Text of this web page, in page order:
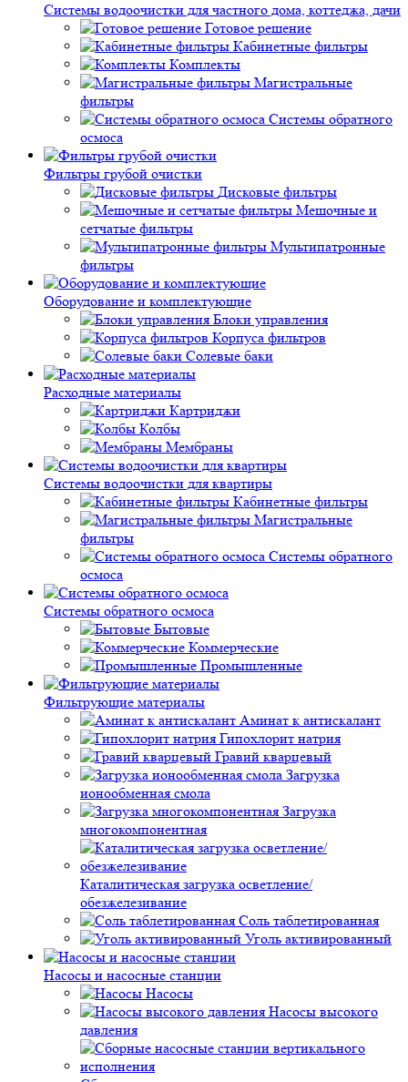
Системы водоочистки для частного дома, коттеджа, дачи
Готовое решение
Кабинетные фильтры
Комплекты
Магистральные
фильтры
Системы обратного
осмоса
Фильтры грубой очистки
Дисковые фильтры
Мешочные и
сетчатые фильтры
Мультипатронные
фильтры
Оборудование и комплектующие
Блоки управления
Корпуса фильтров
Солевые баки
Расходные материалы
Картриджи
Колбы
Мембраны
Системы водоочистки для квартиры
Кабинетные фильтры
Магистральные
фильтры
Системы обратного
осмоса
Системы обратного осмоса
Бытовые
Коммерческие
Промышленные
Фильтрующие материалы
Аминат к антискалант
Гипохлорит натрия
Гравий кварцевый
Загрузка
ионообменная смола
Загрузка
многокомпонентная
Каталитическая загрузка осветление/
обезжелезивание
Соль таблетированная
Уголь активированный
Насосы и насосные станции
Насосы
Насосы высокого
давления